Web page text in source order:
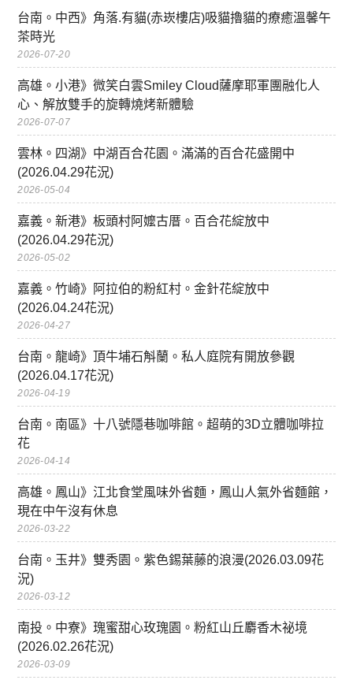
台南。中西》角落.有貓(赤崁樓店)吸貓擼貓的療癒溫馨午
茶時光
2026-07-20
高雄。小港》微笑白雲Smiley Cloud薩摩耶軍團融化人
心、解放雙手的旋轉燒烤新體驗
2026-07-07
雲林。四湖》中湖百合花園。滿滿的百合花盛開中
(2026.04.29花況)
2026-05-04
嘉義。新港》板頭村阿嬤古厝。百合花綻放中
(2026.04.29花況)
2026-05-02
嘉義。竹崎》阿拉伯的粉紅村。金針花綻放中
(2026.04.24花況)
2026-04-27
台南。龍崎》頂牛埔石斛蘭。私人庭院有開放參觀
(2026.04.17花況)
2026-04-19
台南。南區》十八號隱巷咖啡館。超萌的3D立體咖啡拉
花
2026-04-14
高雄。鳳山》江北食堂風味外省麵，鳳山人氣外省麵館，
現在中午沒有休息
2026-03-22
台南。玉井》雙秀園。紫色錫葉藤的浪漫(2026.03.09花
況)
2026-03-12
南投。中寮》瑰蜜甜心玫瑰園。粉紅山丘麝香木祕境
(2026.02.26花況)
2026-03-09